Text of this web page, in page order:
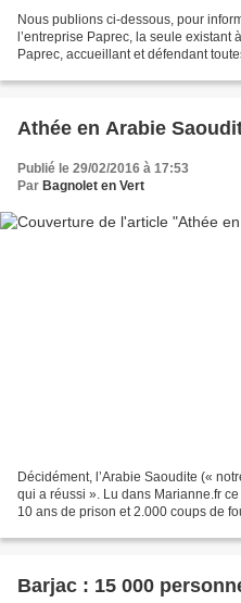
Nous publions ci-dessous, pour
l’entreprise Paprec, la seule existant
Paprec, accueillant et défendant
Athée en Arabie
Publié le 29/02/2016 à 17:53
Par Bagnolet en Vert
Décidément, l’Arabie Saoudite («
qui a réussi ». Lu dans Marianne.fr
10 ans de prison et 2.000 coups de
Barjac : 15 000